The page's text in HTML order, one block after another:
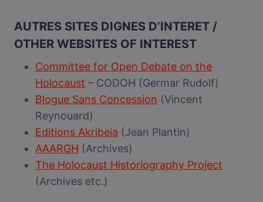
AUTRES SITES DIGNES D’INTERET /
OTHER WEBSITES OF INTEREST
Committee for Open Debate on the
Holocaust – CODOH (Germar Rudolf)
Blogue Sans Concession (Vincent
Reynouard)
Editions Akribeia (Jean Plantin)
AAARGH (Archives)
The Holocaust Historiography Project
(Archives etc.)